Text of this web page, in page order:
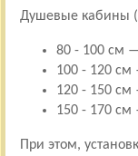
Душевые кабины
80 - 100 см
100 - 120 см
120 - 150 см
150 - 170 см
При этом,